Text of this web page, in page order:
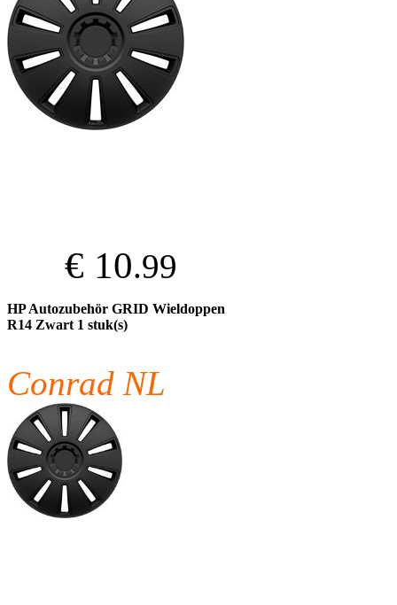
€ 10.99
HP Autozubehör GRID Wieldoppen
R14 Zwart 1 stuk(s)
Conrad NL